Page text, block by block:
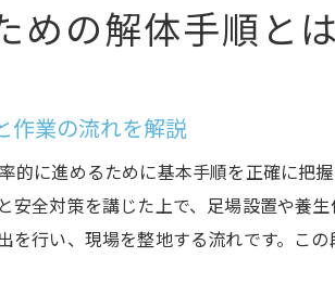
作業効率を
ビル解体工
解体費用を
めの解体手順とは
作業の流れを解説
的に進めるために基本手順を正確に把
安全対策を講じた上で、足場設置や養
を行い、現場を整地する流れです。こ